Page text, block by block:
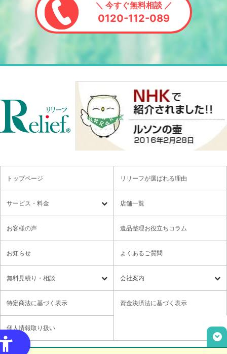
＼ 今すぐ無料相談 ／
0120-112-089
トップページ リリーフが選ばれる理由
サービス・料金
遺品整理 残置物撤去
特殊清掃・孤独死 ゴミ屋敷・モノ屋敷
各種セミナーのご案内 領収書の発行方法
店舗一覧
お客様の声 遺品整理お役立ちコラム
お知らせ よくあるご質問
無料⾒積り・相談
無料⾒積り・相談 LINE無料相談
ご意見箱
取材・講演依頼
会社案内
社長メッセージ
特定商法に基づく表示 資金決済法に基づく表示
個人情報取り扱い